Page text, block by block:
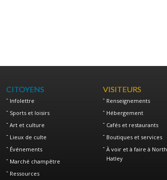
CITOYENS
Infolettre
Sports et loisirs
Art et culture
Lieux de culte
Événements
Marché champêtre
Ressources
VISITEURS
Renseignements
Hébergement
Cafés et restaurants
Boutiques et services
À voir et à faire à North
Hatley